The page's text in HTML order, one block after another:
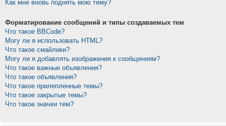
Как мне вновь поднять мою тему?
Форматирование сообщений и типы создаваемых тем
Что такое BBCode?
Могу ли я использовать HTML?
Что такое смайлики?
Могу ли я добавлять изображения к сообщениям?
Что такое важные объявления?
Что такое объявления?
Что такое прилепленные темы?
Что такое закрытые темы?
Что такое значки тем?